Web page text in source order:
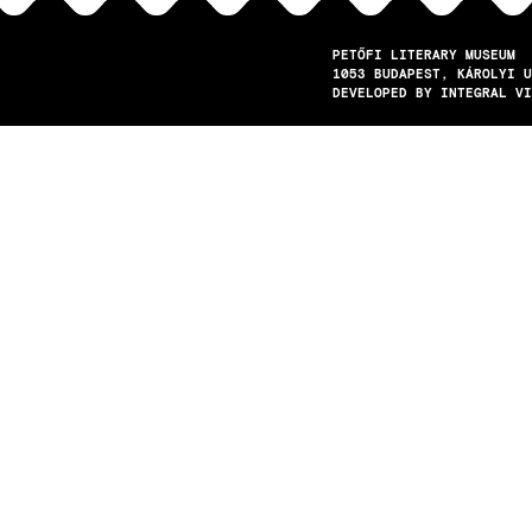
PETŐFI LITERARY MUSEUM
1053
BUDAPEST
KÁROLYI
DEVELOPED BY INTEGRAL